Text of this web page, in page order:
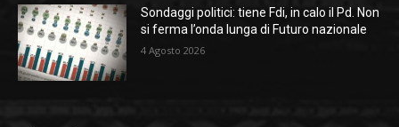
Sondaggi politici: tiene Fdi, in calo il Pd. Non
si ferma l’onda lunga di Futuro nazionale
4 Agosto 2026